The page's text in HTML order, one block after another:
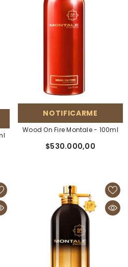
NOTIFICARME
Wood On Fire Montale - 100ml
$530.000,00